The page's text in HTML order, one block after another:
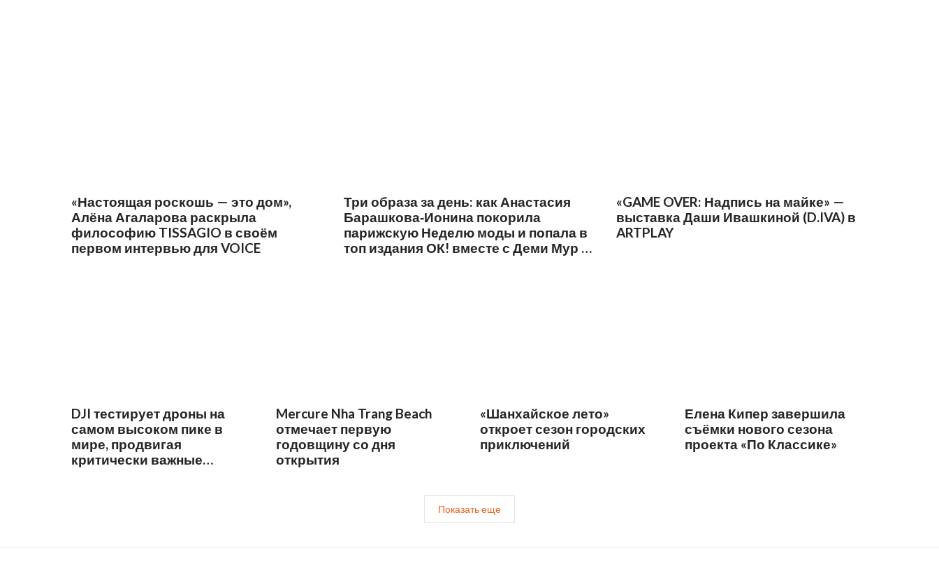
«Настоящая роскошь — это дом»,
Алёна Агаларова раскрыла
философию TISSAGIO в своём
первом интервью для VOICE
Три образа за день: как Анастасия
Барашкова‑Ионина покорила
парижскую Неделю моды и попала в
топ издания ОК! вместе с Деми Мур и
«GAME OVER: Надпись на майке» —
выставка Даши Ивашкиной (D.IVA) в
ARTPLAY
DJI тестирует дроны на
самом высоком пике в
мире, продвигая
критически важные
Mercure Nha Trang Beach
отмечает первую
годовщину со дня
открытия
«Шанхайское лето»
откроет сезон городских
приключений
Елена Кипер завершила
съёмки нового сезона
проекта «По Классике»
Показать еще